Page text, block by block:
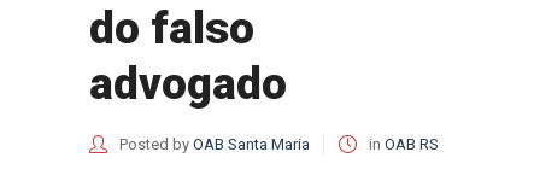
do falso
advogado
Posted by OAB Santa Maria in OAB RS